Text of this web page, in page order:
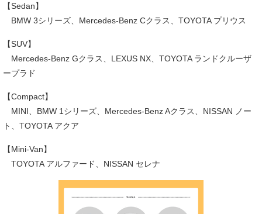
【Sedan】
BMW 3シリーズ、Mercedes-Benz Cクラス、TOYOTA プリウス
【SUV】
Mercedes-Benz Gクラス、LEXUS NX、TOYOTA ランドクルーザ
ープラド
【Compact】
MINI、BMW 1シリーズ、Mercedes-Benz Aクラス、NISSAN ノー
ト、TOYOTA アクア
【Mini-Van】
TOYOTA アルファード、NISSAN セレナ